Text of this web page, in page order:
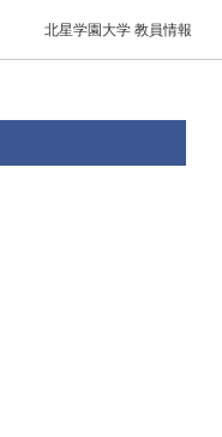
北星学園大学 教員情報